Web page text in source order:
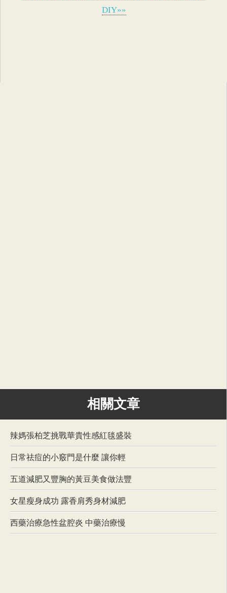
DIY»»
相關文章
辣媽張柏芝挑戰華貴性感紅毯盛裝
日常祛痘的小竅門是什麼 讓你輕
五道減肥又豐胸的黃豆美食做法豐
女星瘦身成功 露香肩秀身材減肥
西藥治療急性盆腔炎 中藥治療慢